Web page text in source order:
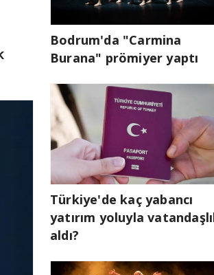
Bodrum'da "Carmina
Burana" prömiyer yaptı
Türkiye'de kaç yabancı
yatırım yoluyla
aldı?